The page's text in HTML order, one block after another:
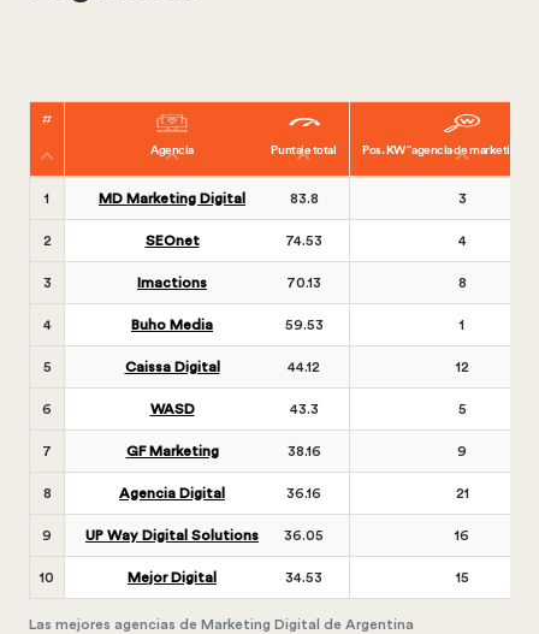
Las mejores agencias de Marketing Digital de Argentina
Agencia Puntaje total Pos. KW “agencia de marketing
1 MD Marketing Digital 83.8 3
2 SEOnet 74.53 4
3 Imactions 70.13 8
4 Buho Media 59.53 1
5 Caissa Digital 44.12 12
6 WASD 43.3 5
7 GF Marketing 38.16 9
8 Agencia Digital 36.16 21
9 UP Way Digital Solutions 36.05 16
10 Mejor Digital 34.53 15